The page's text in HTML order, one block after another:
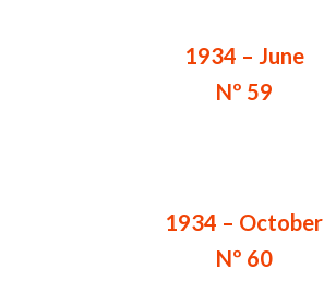
1934 – June
Nº 59
1934 – October
Nº 60